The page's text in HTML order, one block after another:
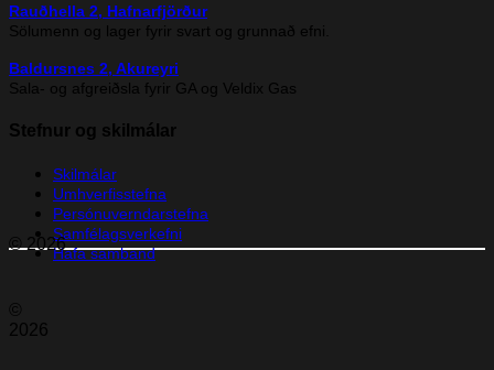
Rauðhella 2, Hafnarfjörður
Sölumenn og lager fyrir svart og grunnað efni.
Baldursnes 2, Akureyri
Sala- og afgreiðsla fyrir GA og Veldix Gas
Stefnur og skilmálar
Skilmálar
Umhverfisstefna
Persónuverndarstefna
Samfélagsverkefni
Hafa samband
© 2026
©
2026